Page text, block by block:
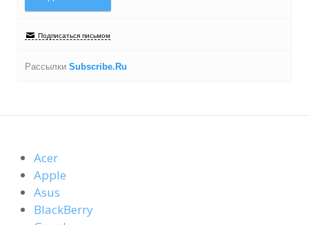
Подписаться письмом
Рассылки Subscribe.Ru
Acer
Apple
Asus
BlackBerry